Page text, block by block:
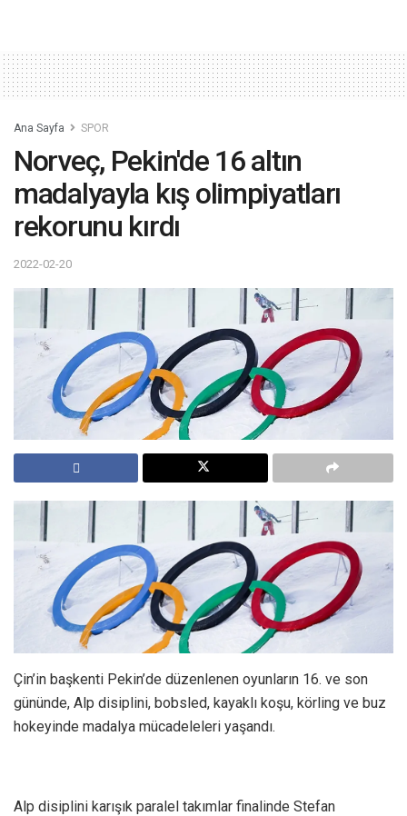
Ana Sayfa SPOR
Norveç, Pekin'de 16 altın
madalyayla kış olimpiyatları
rekorunu kırdı
2022-02-20
Çin’in başkenti Pekin’de düzenlenen oyunların 16. ve son
gününde, Alp disiplini, bobsled, kayaklı koşu, körling ve buz
hokeyinde madalya mücadeleleri yaşandı.
Alp disiplini karışık paralel takımlar finalinde Stefan